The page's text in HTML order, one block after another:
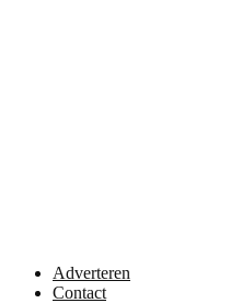
Adverteren
Contact